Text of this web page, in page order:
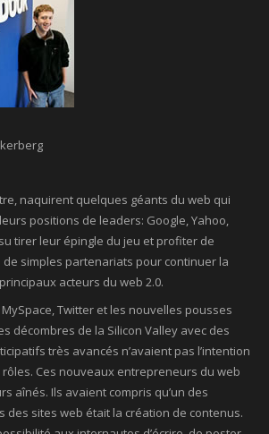
naquirent quelques géants du web qui
positions de leaders: Google, Yahoo,
tirer leur épingle du jeu et profiter de
simples partenariats pour continuer la
acteurs du web 2.0.
Twitter et les nouvelles pousses
décombres de la Silicon Valley avec des
très avancés n’avaient pas l’intention
Ces nouveaux entrepreneurs du web
aînés. Ils avaient compris qu’un des
des sites web était la création de contenus.